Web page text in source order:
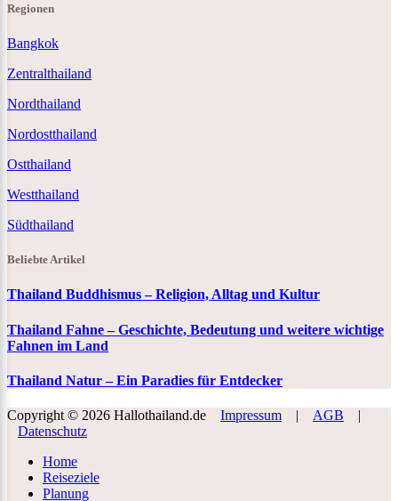
Regionen
Bangkok
Zentralthailand
Nordthailand
Nordostthailand
Ostthailand
Westthailand
Südthailand
Beliebte Artikel
Thailand Buddhismus – Religion, Alltag und Kultur
Thailand Fahne – Geschichte, Bedeutung und weitere wichtige
Fahnen im Land
Thailand Natur – Ein Paradies für Entdecker
Copyright © 2026 Hallothailand.de Impressum | AGB
|
Datenschutz
Home
Reiseziele
Planung